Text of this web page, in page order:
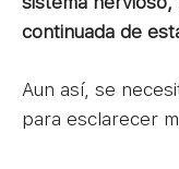
continuada de
Aun así, se
para esclarecer